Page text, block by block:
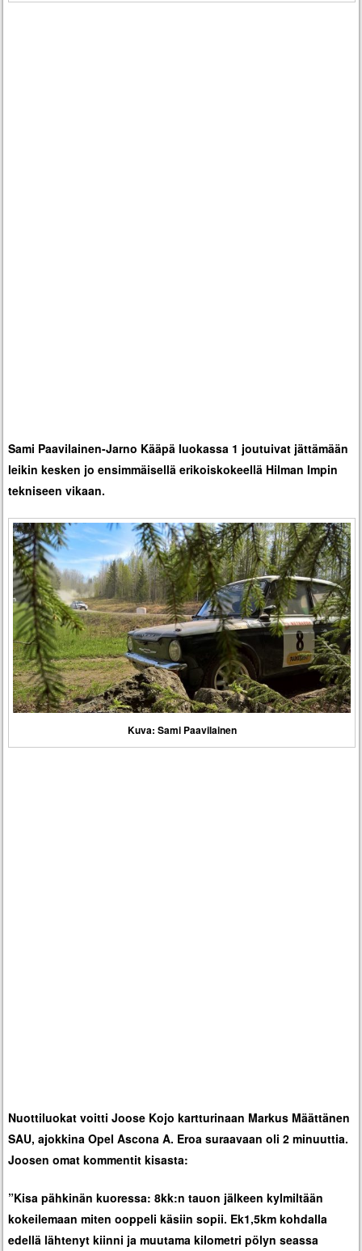
Sami Paavilainen-Jarno Kääpä luokassa 1 joutuivat jättämään
leikin kesken jo ensimmäisellä erikoiskokeellä Hilman Impin
tekniseen vikaan.
Kuva: Sami Paavilainen
Nuottiluokat voitti Joose Kojo kartturinaan Markus Määttänen
SAU, ajokkina Opel Ascona A. Eroa suraavaan oli 2 minuuttia.
Joosen omat kommentit kisasta:
”Kisa pähkinän kuoressa: 8kk:n tauon jälkeen kylmiltään
kokeilemaan miten ooppeli käsiin sopii. Ek1,5km kohdalla
edellä lähtenyt kiinni ja muutama kilometri pölyn seassa